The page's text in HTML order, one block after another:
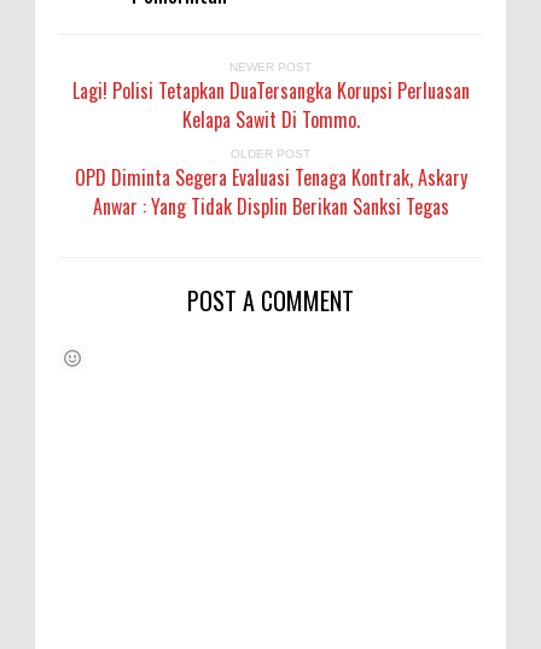
NEWER POST
Lagi! Polisi Tetapkan DuaTersangka Korupsi Perluasan
Kelapa Sawit Di Tommo.
OLDER POST
OPD Diminta Segera Evaluasi Tenaga Kontrak, Askary
Anwar : Yang Tidak Displin Berikan Sanksi Tegas
POST A COMMENT